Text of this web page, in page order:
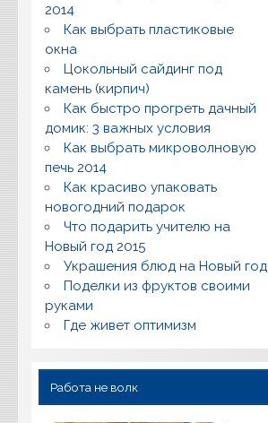
2014
Как выбрать пластиковые
окна
Цокольный сайдинг под
камень (кирпич)
Как быстро прогреть дачный
домик: 3 важных условия
Как выбрать микроволновую
печь 2014
Как красиво упаковать
новогодний подарок
Что подарить учителю на
Новый год 2015
Украшения блюд на Новый год
Поделки из фруктов своими
руками
Где живет оптимизм
Работа не волк